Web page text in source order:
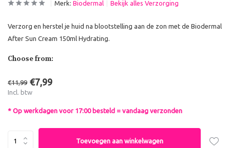
Merk: Biodermal Bekijk alles Verzorging
Verzorg en herstel je huid na blootstelling aan de zon met de Biodermal
After Sun Cream 150ml Hydrating.
Choose from:
€11,99 €7,99
Incl. btw
* Op werkdagen voor 17:00 besteld = vandaag verzonden
Toevoegen aan winkelwagen